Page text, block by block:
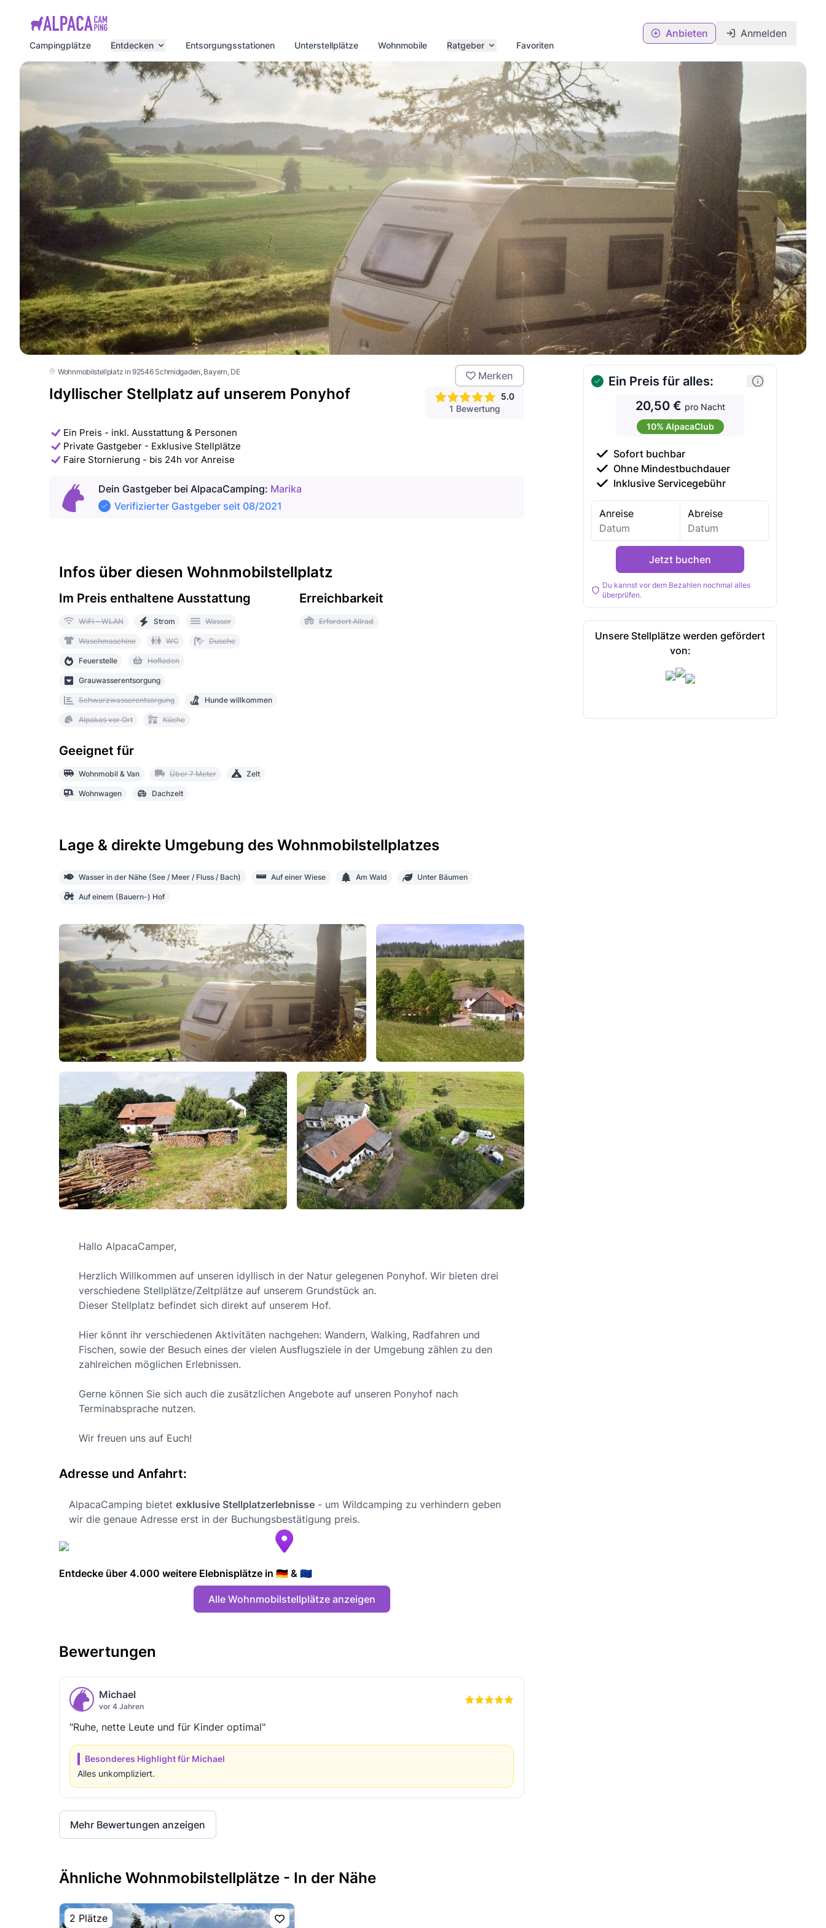
Campingplätze
Entdecken Entsorgungsstationen Unterstellplätze Wohnmobile Ratgeber Favoriten
Anbieten Anmelden
Wohnmobilstellplatz in 92546 Schmidgaden , Bayern , DE
Idyllischer Stellplatz auf unserem Ponyhof
5.0
1 Bewertung
Merken
Ein Preis - inkl. Ausstattung & Personen
Private Gastgeber - Exklusive Stellplätze
Faire Stornierung - bis 24h vor Anreise
Dein Gastgeber bei AlpacaCamping: Marika
Verifizierter Gastgeber seit 08/2021
Ein Preis für alles:
20,50 € pro Nacht
10% AlpacaClub
Sofort buchbar
Ohne Mindestbuchdauer
Inklusive Servicegebühr
Anreise Abreise
Jetzt buchen
Du kannst vor dem Bezahlen nochmal alles
überprüfen.
Unsere Stellplätze werden gefördert
von:
Infos über diesen Wohnmobilstellplatz
Im Preis enthaltene Ausstattung
WiFi - WLAN Strom Wasser
Waschmaschine WC Dusche
Feuerstelle Hofladen
Grauwasserentsorgung
Schwarzwasserentsorgung Hunde willkommen
Alpakas vor Ort Küche
Erreichbarkeit
Erfordert Allrad
Geeignet für
Wohnmobil & Van Über 7 Meter Zelt
Wohnwagen Dachzelt
Lage & direkte Umgebung des Wohnmobilstellplatzes
Wasser in der Nähe (See / Meer / Fluss / Bach) Auf einer Wiese Am Wald Unter Bäumen
Auf einem (Bauern-) Hof
Hallo AlpacaCamper,
Herzlich Willkommen auf unseren idyllisch in der Natur gelegenen Ponyhof. Wir bieten drei
verschiedene Stellplätze/Zeltplätze auf unserem Grundstück an.
Dieser Stellplatz befindet sich direkt auf unserem Hof.
Hier könnt ihr verschiedenen Aktivitäten nachgehen: Wandern, Walking, Radfahren und
Fischen, sowie der Besuch eines der vielen Ausflugsziele in der Umgebung zählen zu den
zahlreichen möglichen Erlebnissen.
Gerne können Sie sich auch die zusätzlichen Angebote auf unseren Ponyhof nach
Terminabsprache nutzen.
Wir freuen uns auf Euch!
Adresse und Anfahrt:
AlpacaCamping bietet exklusive Stellplatzerlebnisse - um Wildcamping zu verhindern geben
wir die genaue Adresse erst in der Buchungsbestätigung preis.
Entdecke über 4.000 weitere Elebnisplätze in 🇩🇪 & 🇪🇺
Alle Wohnmobilstellplätze anzeigen
Bewertungen
Michael
vor 4 Jahren
"Ruhe, nette Leute und für Kinder optimal"
Besonderes Highlight für Michael
Alles unkompliziert.
Mehr Bewertungen anzeigen
Ähnliche Wohnmobilstellplätze - In der Nähe
2 Plätze